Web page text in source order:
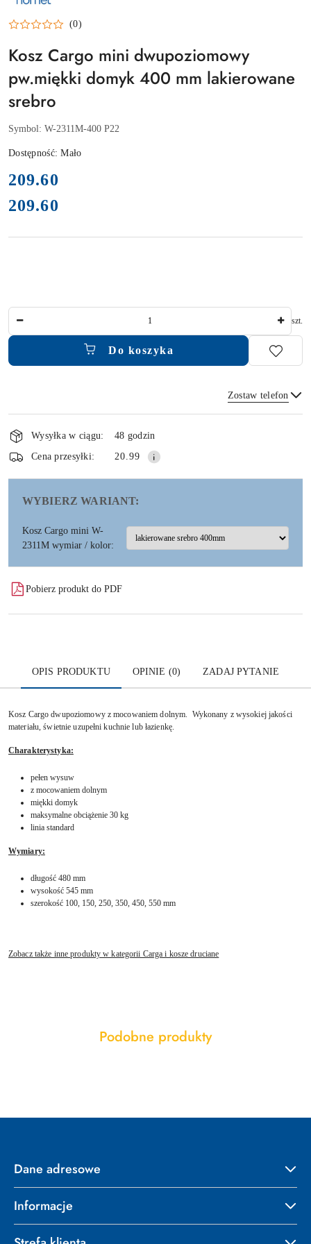
PRODUCENTA:
(0)
Kosz Cargo mini dwupoziomowy
pw.miękki domyk 400 mm lakierowane
srebro
Symbol: W-2311M-400 P22
Dostępność:Mało
cena:
209.60
Cena:
209.60
szt.
Do koszyka
Zostaw telefon
Wyślij
Dostępność
i
dostawa
Wysyłka w ciągu:
48 godzin
Cena przesyłki:
20.99
WYBIERZ WARIANT:
Kosz Cargo mini W-
2311M wymiar / kolor:
Pobierz produkt do PDF
OPIS PRODUKTU OPINIE (0) ZADAJ PYTANIE
Kosz Cargo dwupoziomowy z mocowaniem dolnym. Wykonany z wysokiej jakości
materiału, świetnie uzupełni kuchnie lub łazienkę.
Charakterystyka:
pełen wysuw
z mocowaniem dolnym
miękki domyk
maksymalne obciążenie 30 kg
linia standard
Wymiary:
długość 480 mm
wysokość 545 mm
szerokość 100, 150, 250, 350, 450, 550 mm
Zobacz także inne produkty w kategorii Carga i kosze druciane
Pomiń karuzelę produktów
Produkty
Podobne produkty
Dane adresowe
Informacje